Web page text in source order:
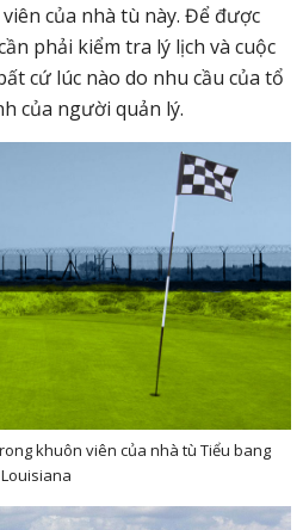
của nhà tù này. Để được
phải kiểm tra lý lịch và cuộc
cứ lúc nào do nhu cầu của tổ
của người quản lý.
khuôn viên của nhà tù Tiểu bang
Louisiana